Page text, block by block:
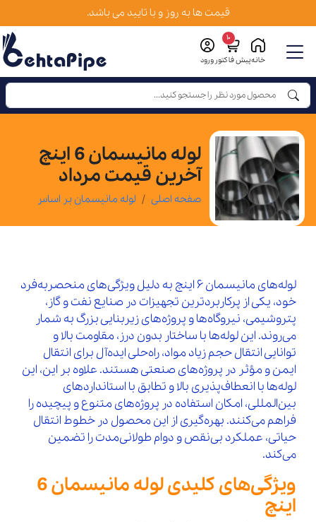
قیمت ها به روز و با تایید می باشد.
خانهپیش فاکتور
10
ورود
لوله مانیسمان 6 اینچ
آخرین قیمت مرداد
صفحه اصلی لوله مانیسمان بر اساس اینچ
لوله‌های مانیسمان 6 اینچ به دلیل ویژگی‌های منحصر‌به‌فرد
خود، یکی از پرکاربردترین تجهیزات در صنایع نفت و گاز،
پتروشیمی، نیروگاه‌ها و پروژه‌های زیربنایی بزرگ به شمار
می‌روند. این لوله‌ها با ساختار بدون درز، مقاومت بالا و
توانایی انتقال حجم زیاد مواد، راه‌حلی ایده‌آل برای انتقال
ایمن و مؤثر در پروژه‌های صنعتی هستند. علاوه بر این، این
لوله‌ها با انعطاف‌پذیری بالا و تطابق با استانداردهای
بین‌المللی، امکان استفاده در پروژه‌های متنوع و پیچیده را
فراهم می‌کنند. بهره‌گیری از این محصول در خطوط انتقال
حیاتی، عملکرد بی‌نقص و دوام طولانی‌مدت را تضمین
می‌کند.
ویژگی‌های کلیدی لوله مانیسمان 6
اینچ